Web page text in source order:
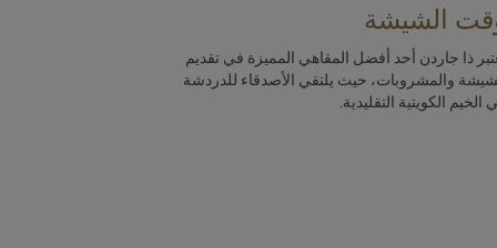
الشيشة
ذا جاردن أحد أفضل المقاهي المميزة في تقديم
والمشروبات، حيث يلتقي الأصدقاء للدردشة
الخيم الكويتية التقليدية.